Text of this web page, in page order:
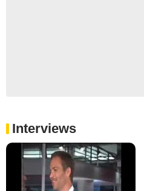
Interviews